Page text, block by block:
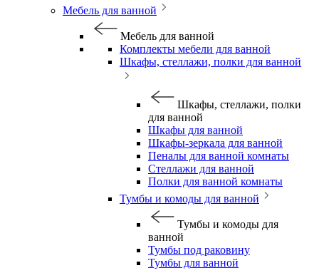
Мебель для ванной
Мебель для ванной
Комплекты мебели для ванной
Шкафы, стеллажи, полки для ванной
Шкафы, стеллажи, полки
для ванной
Шкафы для ванной
Шкафы-зеркала для ванной
Пеналы для ванной комнаты
Стеллажи для ванной
Полки для ванной комнаты
Тумбы и комоды для ванной
Тумбы и комоды для
ванной
Тумбы под раковину
Тумбы для ванной